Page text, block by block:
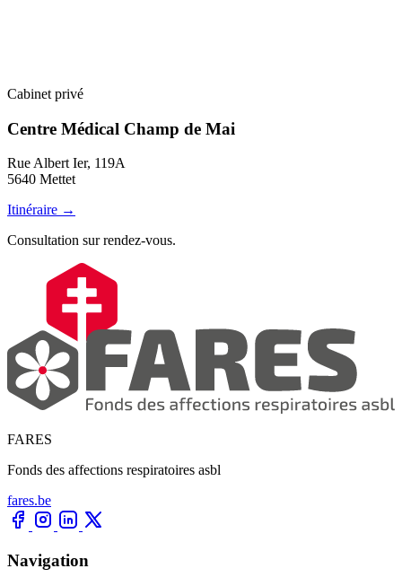
Cabinet privé
Centre Médical Champ de Mai
Rue Albert Ier, 119A
5640 Mettet
Itinéraire →
Consultation sur rendez-vous.
FARES
Fonds des affections respiratoires asbl
fares.be
Navigation